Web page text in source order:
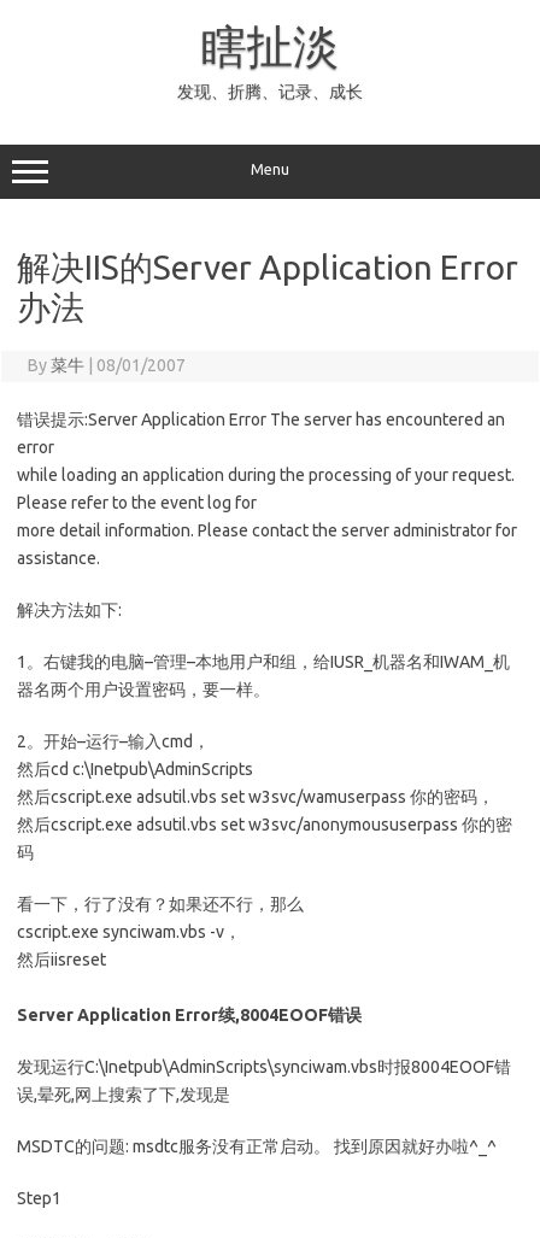
瞎扯淡
发现、折腾、记录、成长
Menu
解决IIS的Server Application Error
办法
By菜牛 08/01/2007
错误提示:Server Application Error The server has encountered an
error
while loading an application during the processing of your request.
Please refer to the event log for
more detail information. Please contact the server administrator for
assistance.
解决方法如下:
1。右键我的电脑–管理–本地用户和组，给IUSR_机器名和IWAM_机
器名两个用户设置密码，要一样。
2。开始–运行–输入cmd，
然后cd c:\Inetpub\AdminScripts
然后cscript.exe adsutil.vbs set w3svc/wamuserpass 你的密码，
然后cscript.exe adsutil.vbs set w3svc/anonymoususerpass 你的密
码
看一下，行了没有？如果还不行，那么
cscript.exe synciwam.vbs -v，
然后iisreset
Server Application Error续,8004EOOF错误
发现运行C:\Inetpub\AdminScripts\synciwam.vbs时报8004EOOF错
误,晕死,网上搜索了下,发现是
MSDTC的问题: msdtc服务没有正常启动。 找到原因就好办啦^_^
Step1